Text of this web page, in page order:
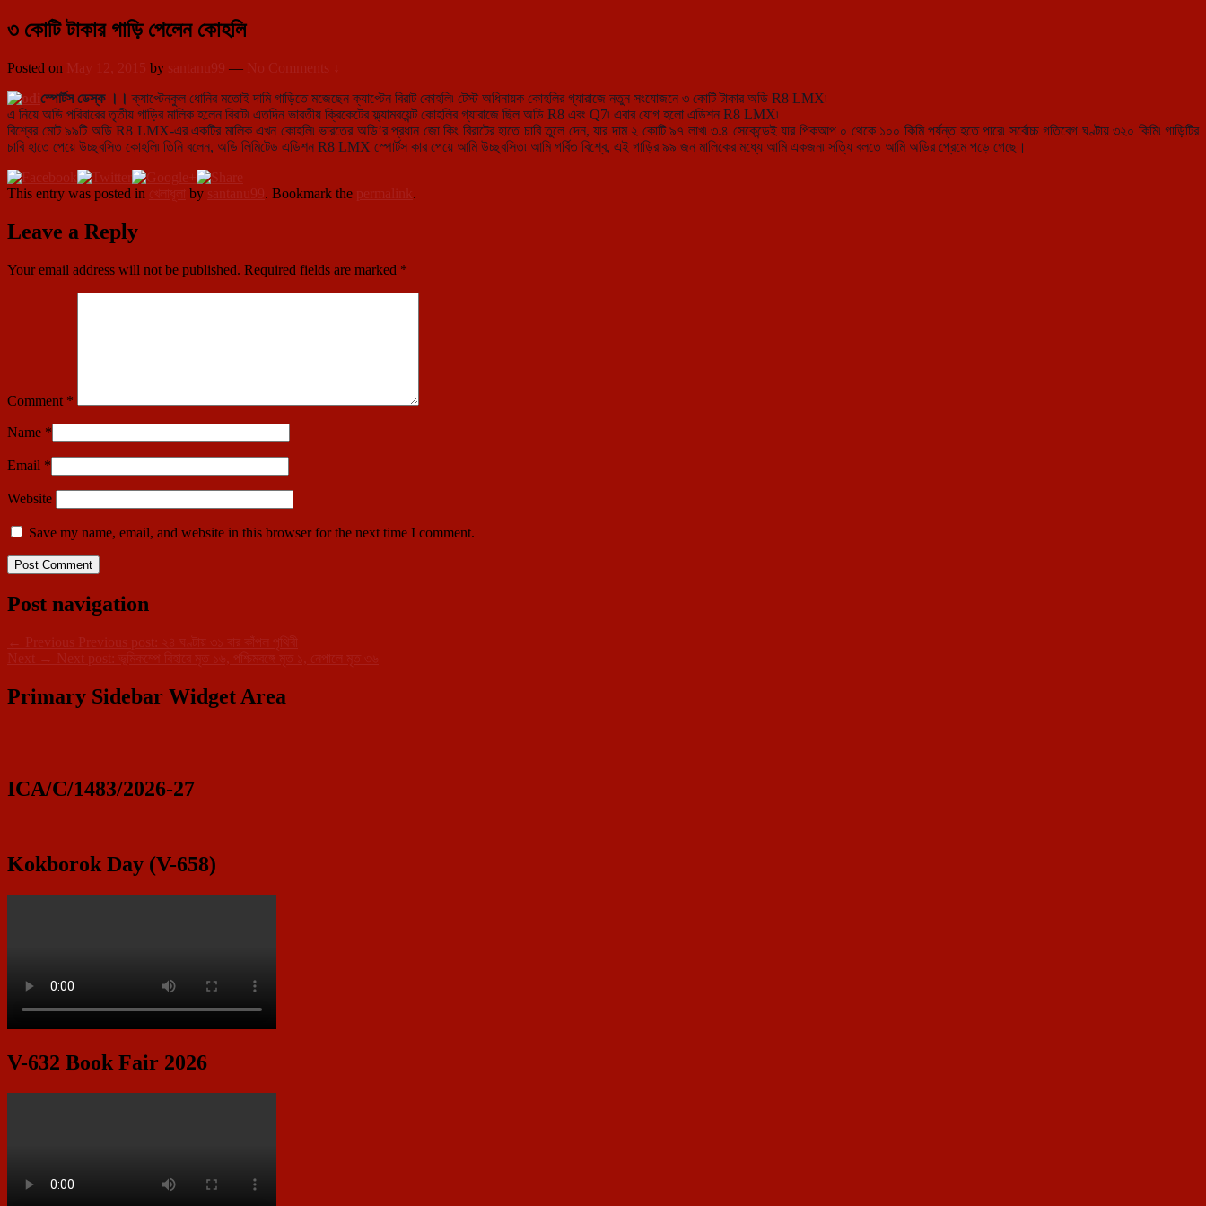
৩ কোটি টাকার গাড়ি পেলেন কোহলি
Posted on May 12, 2015 by santanu99 — No Comments ↓
স্পোর্টস ডেস্ক ।। ক্যাপ্টেনকুল ধোনির মতোই দামি গাড়িতে মজেছেন ক্যাপ্টেন বিরাট কোহলি৷ টেস্ট অধিনায়ক কোহলির গ্যারাজে নতুন সংযোজনে ৩ কোটি টাকার অডি R8 LMX৷
এ নিয়ে অডি পরিবারের তৃতীয় গাড়ির মালিক হলেন বিরাট৷ এতদিন ভারতীয় ক্রিকেটের ফ্ল্যামবয়েন্ট কোহলির গ্যারাজে ছিল অডি R8 এবং Q7৷ এবার যোগ হলো এডিশন R8 LMX৷
বিশ্বের মোট ৯৯টি অডি R8 LMX-এর একটির মালিক এখন কোহলি৷ ভারতের অডি’র প্রধান জো কিং বিরাটের হাতে চাবি তুলে দেন, যার দাম ২ কোটি ৯৭ লাখ৷ ৩.৪ সেকেন্ডেই যার পিকআপ ০ থেকে ১০০ কিমি পর্যন্ত হতে পারে৷ সর্বোচ্চ গতিবেগ ঘণ্টায় ৩২০ কিমি৷ গাড়িটির
চাবি হাতে পেয়ে উচ্ছ্বসিত কোহলি৷ তিনি বলেন, অডি লিমিটেড এডিশন R8 LMX স্পোর্টস কার পেয়ে আমি উচ্ছ্বসিত৷ আমি গর্বিত বিশ্বে, এই গাড়ির ৯৯ জন মালিকের মধ্যে আমি একজন৷ সত্যি বলতে আমি অডির প্রেমে পড়ে গেছে।
This entry was posted in খেলাধূলা by santanu99. Bookmark the permalink.
Leave a Reply
Your email address will not be published. Required fields are marked *
Comment *
Name *
Email *
Website
Save my name, email, and website in this browser for the next time I comment.
Post navigation
← Previous Previous post:
২৪ ঘণ্টায় ৩১ বার কাঁপল পৃথিবী
Next → Next post: ভূমিকম্পে বিহারে মৃত ১৬, পশ্চিমবঙ্গে মৃত ১, নেপালে মৃত ৩৬
Primary Sidebar Widget Area
ICA/C/1483/2026-27
Kokborok Day (V-658)
V-632 Book Fair 2026